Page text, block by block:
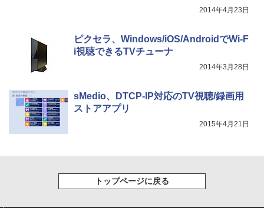
2014年4月23日
ピクセラ、Windows/iOS/AndroidでWi-F
i視聴できるTVチューナ
2014年3月28日
sMedio、DTCP-IP対応のTV視聴/録画用
ストアアプリ
2015年4月21日
トップページに戻る